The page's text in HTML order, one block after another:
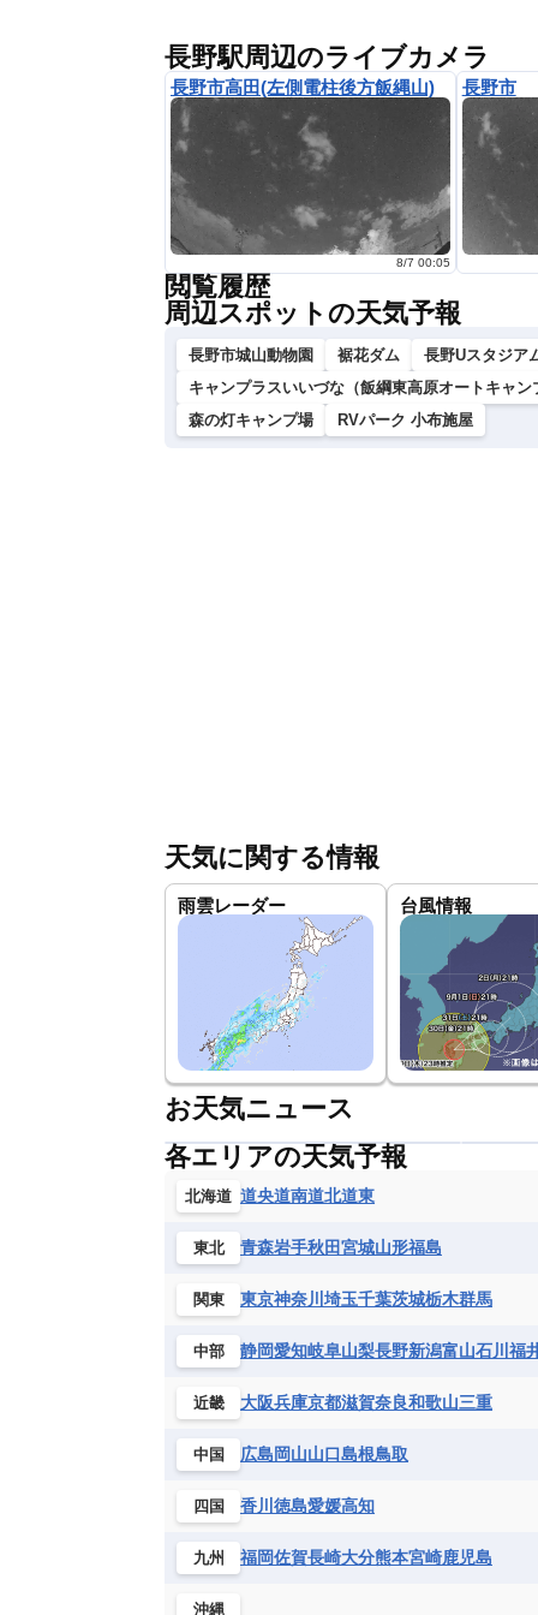
長野駅周辺のライブカメラ
長野市高田(左側電柱後方飯縄山)
8/7 00:05
長野市
閲覧履歴
周辺スポットの天気予報
長野市城山動物園 裾花ダム
長野Uスタジア
キャンプラスいいづな（飯綱東高原オートキャン
森の灯キャンプ場
RVパーク 小布施屋
天気に関する情報
雨雲レーダー 台風情報
お天気ニュース
各エリアの天気予報
北海道 道央道南道北道東
東北 青森岩手秋田宮城山形福島
関東 東京神奈川 埼玉千葉茨城栃木群馬
中部 静岡愛知岐阜山梨長野新潟富山石川 福
近畿 大阪兵庫京都滋賀奈良和歌山三重
中国 広島岡山山口島根鳥取
四国 香川 徳島愛媛高知
九州 福岡佐賀長崎大分熊本宮崎鹿児島
沖縄